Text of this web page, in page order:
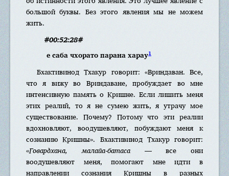
большой буквы. Без этого явления мы не можем
жить.
#00:52:28#
е саба чхорато парана харау1
Бхактивинод Тхакур говорит: «Вриндаван. Все,
что я вижу во Вриндаване, пробуждает во мне
интенсивную память о Кришне. Если лишить меня
этих реалий, то я не сумею жить, я утрачу мое
существование. Почему? Потому что эти реалии
вдохновляют, воодушевляют, побуждают меня к
сознанию Кришны». Бхактивинод Тхакур говорит:
«Говардхана, малайа-батаса— все они
воодушевляют меня, помогают мне идти в
направлении сознания Кришны в разных